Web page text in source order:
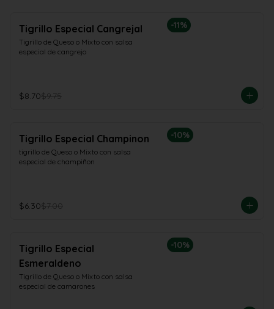
-11%
Tigrillo Especial Cangrejal
Tigrillo de Queso o Mixto con salsa
especial de cangrejo
$8.70$9.75
-10%
Tigrillo Especial Champinon
tigrillo de Queso o Mixto con salsa
especial de champiñon
$6.30$7.00
-10%
Tigrillo Especial
Esmeraldeno
Tigrillo de Queso o Mixto con salsa
especial de camarones